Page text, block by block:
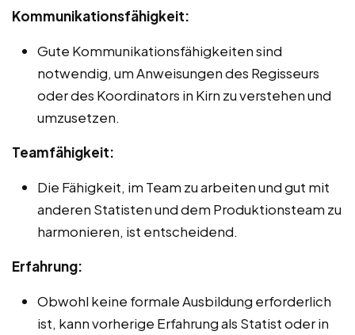
Kommunikationsfähigkeit:
Gute Kommunikationsfähigkeiten sind
notwendig, um Anweisungen des Regisseurs
oder des Koordinators in Kirn zu verstehen und
umzusetzen.
Teamfähigkeit:
Die Fähigkeit, im Team zu arbeiten und gut mit
anderen Statisten und dem Produktionsteam zu
harmonieren, ist entscheidend.
Erfahrung:
Obwohl keine formale Ausbildung erforderlich
ist, kann vorherige Erfahrung als Statist oder in